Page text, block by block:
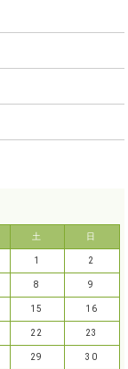
土 日
1 2
8 9
15 16
22 23
29 30